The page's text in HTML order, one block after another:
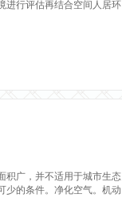
进行评估再结合空间人居环
广，并不适用于城市生态
少的条件。净化空气。机动